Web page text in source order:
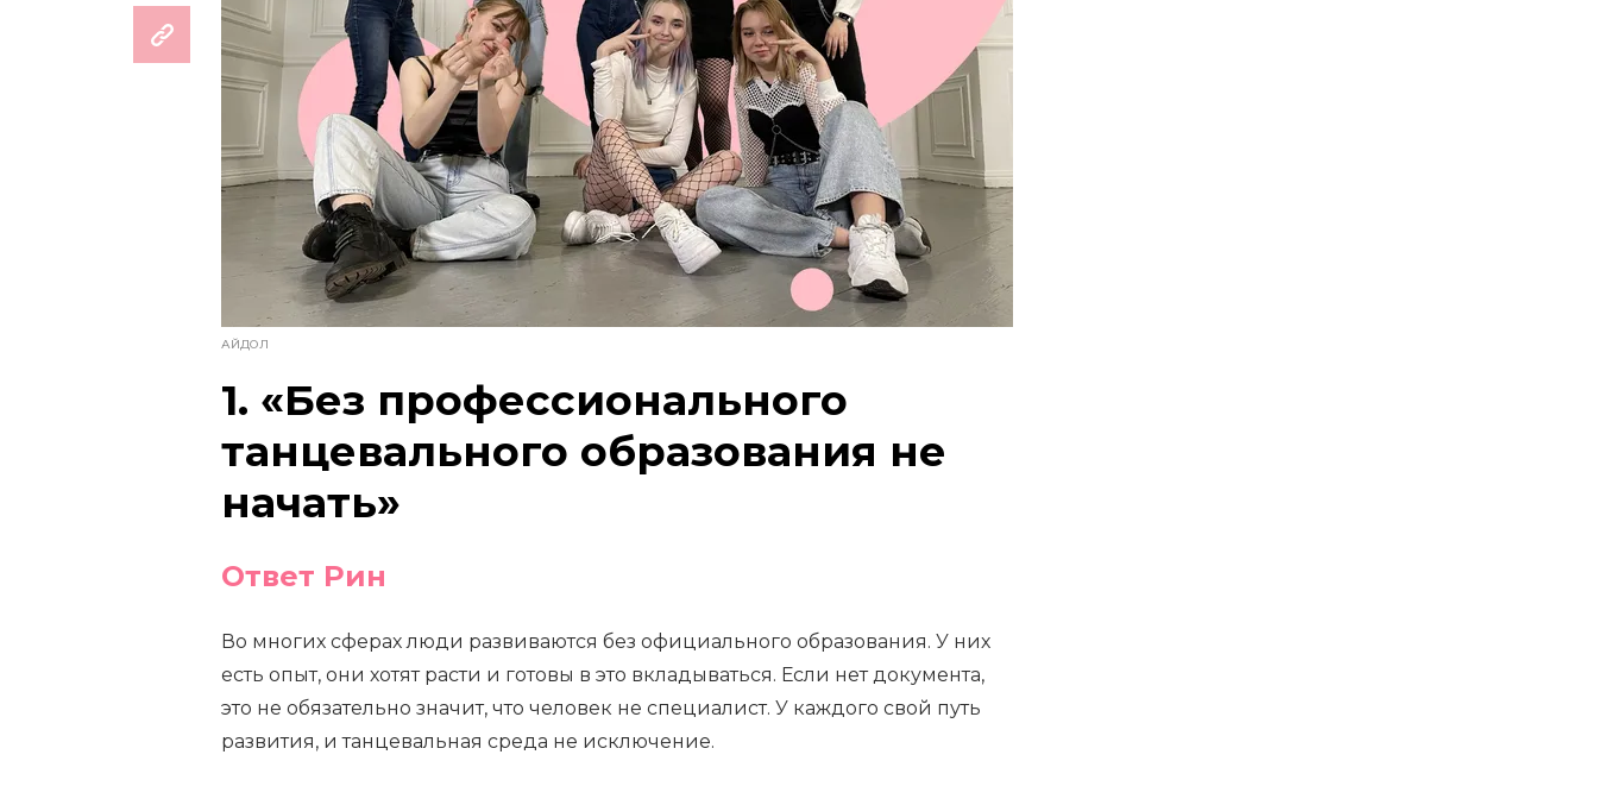
АЙДОЛ
1. «Без профессионального
танцевального образования не
начать»
Ответ Рин
Во многих сферах люди развиваются без официального образования. У них
есть опыт, они хотят расти и готовы в это вкладываться. Если нет документа,
это не обязательно значит, что человек не специалист. У каждого свой путь
развития, и танцевальная среда не исключение.